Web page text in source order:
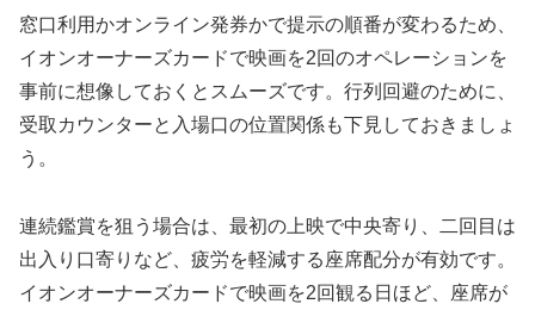
窓口利用かオンライン発券かで提示の順番が変わるため、
イオンオーナーズカードで映画を2回のオペレーションを
事前に想像しておくとスムーズです。行列回避のために、
受取カウンターと入場口の位置関係も下見しておきましょ
う。
連続鑑賞を狙う場合は、最初の上映で中央寄り、二回目は
出入り口寄りなど、疲労を軽減する座席配分が有効です。
イオンオーナーズカードで映画を2回観る日ほど、座席が